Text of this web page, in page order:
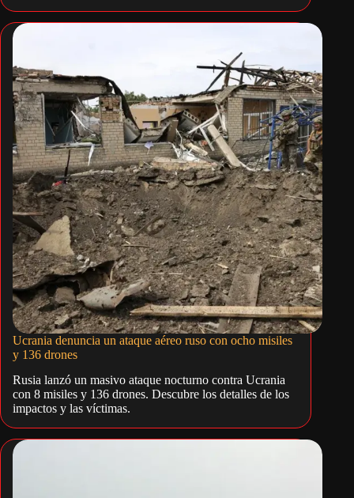
Ucrania denuncia un ataque aéreo ruso con ocho misiles
y 136 drones
Rusia lanzó un masivo ataque nocturno contra Ucrania
con 8 misiles y 136 drones. Descubre los detalles de los
impactos y las víctimas.